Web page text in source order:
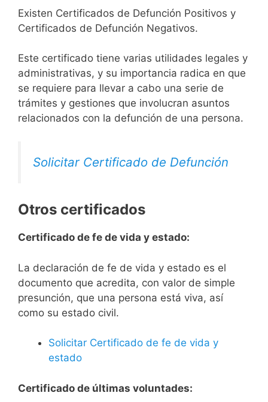
Existen Certificados de Defunción Positivos y
Certificados de Defunción Negativos.
Este certificado tiene varias utilidades legales y
administrativas, y su importancia radica en que
se requiere para llevar a cabo una serie de
trámites y gestiones que involucran asuntos
relacionados con la defunción de una persona.
Solicitar Certificado de Defunción
Otros certificados
Certificado de fe de vida y estado:
La declaración de fe de vida y estado es el
documento que acredita, con valor de simple
presunción, que una persona está viva, así
como su estado civil.
Solicitar Certificado de fe de vida y
estado
Certificado de últimas voluntades: